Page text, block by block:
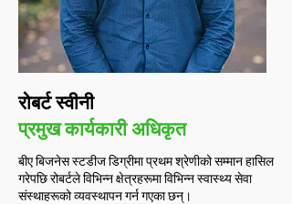
रोबर्ट स्वीनी
प्रमुख कार्यकारी अधिकृत
बीए बिजनेस स्टडीज डिग्रीमा प्रथम श्रेणीको सम्मान हासिल
गरेपछि रोबर्टले विभिन्न क्षेत्रहरूमा विभिन्न स्वास्थ्य सेवा
संस्थाहरूको व्यवस्थापन गर्न गएका छन्।